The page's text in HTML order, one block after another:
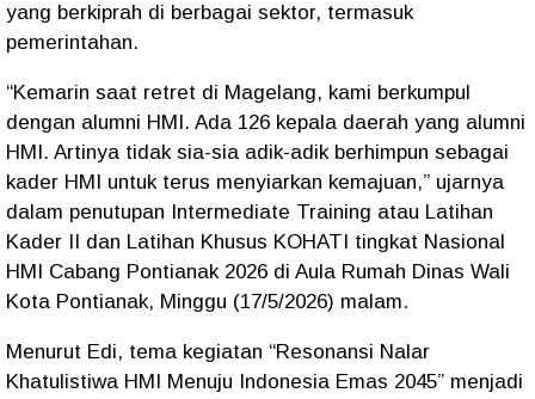
yang berkiprah di berbagai sektor, termasuk
pemerintahan.
“Kemarin saat retret di Magelang, kami berkumpul
dengan alumni HMI. Ada 126 kepala daerah yang alumni
HMI. Artinya tidak sia-sia adik-adik berhimpun sebagai
kader HMI untuk terus menyiarkan kemajuan,” ujarnya
dalam penutupan Intermediate Training atau Latihan
Kader II dan Latihan Khusus KOHATI tingkat Nasional
HMI Cabang Pontianak 2026 di Aula Rumah Dinas Wali
Kota Pontianak, Minggu (17/5/2026) malam.
Menurut Edi, tema kegiatan “Resonansi Nalar
Khatulistiwa HMI Menuju Indonesia Emas 2045” menjadi